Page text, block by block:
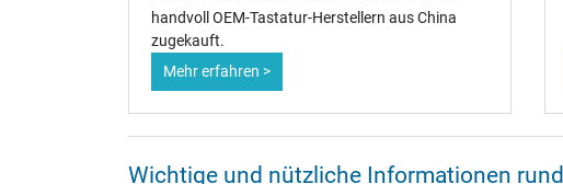
handvoll OEM-Tastatur-Herstellern aus China
zugekauft.
Mehr erfahren >
Wichtige und nützliche Informationen